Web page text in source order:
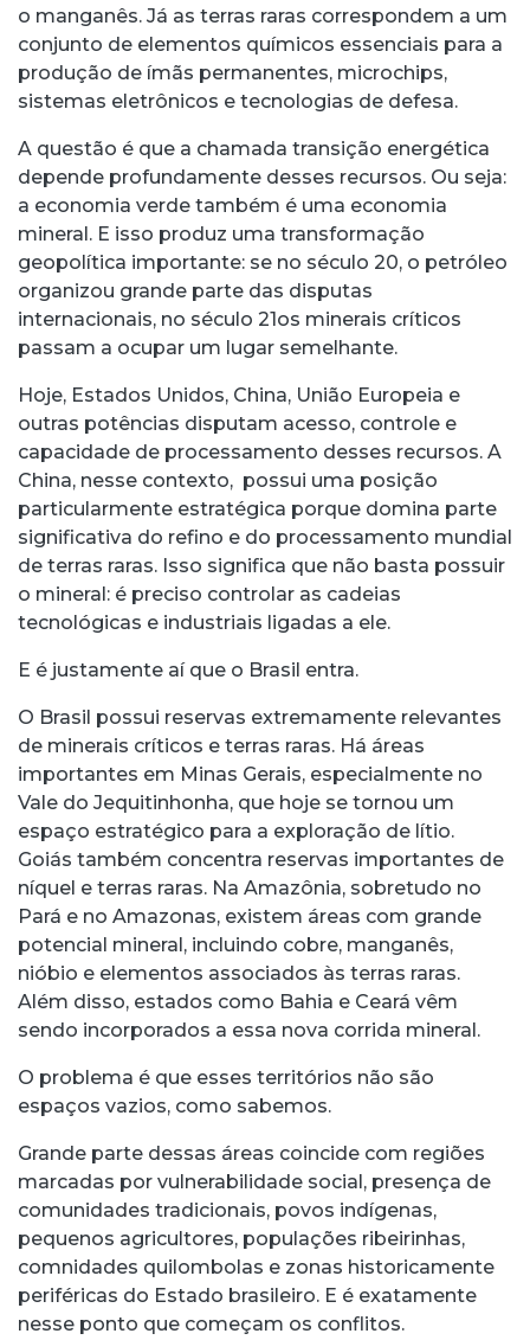
o manganês. Já as terras raras correspondem a um
conjunto de elementos químicos essenciais para a
produção de ímãs permanentes, microchips,
sistemas eletrônicos e tecnologias de defesa.
A questão é que a chamada transição energética
depende profundamente desses recursos. Ou seja:
a economia verde também é uma economia
mineral. E isso produz uma transformação
geopolítica importante: se no século 20, o petróleo
organizou grande parte das disputas
internacionais, no século 21os minerais críticos
passam a ocupar um lugar semelhante.
Hoje, Estados Unidos, China, União Europeia e
outras potências disputam acesso, controle e
capacidade de processamento desses recursos. A
China, nesse contexto, possui uma posição
particularmente estratégica porque domina parte
significativa do refino e do processamento mundial
de terras raras. Isso significa que não basta possuir
o mineral: é preciso controlar as cadeias
tecnológicas e industriais ligadas a ele.
E é justamente aí que o Brasil entra.
O Brasil possui reservas extremamente relevantes
de minerais críticos e terras raras. Há áreas
importantes em Minas Gerais, especialmente no
Vale do Jequitinhonha, que hoje se tornou um
espaço estratégico para a exploração de lítio.
Goiás também concentra reservas importantes de
níquel e terras raras. Na Amazônia, sobretudo no
Pará e no Amazonas, existem áreas com grande
potencial mineral, incluindo cobre, manganês,
nióbio e elementos associados às terras raras.
Além disso, estados como Bahia e Ceará vêm
sendo incorporados a essa nova corrida mineral.
O problema é que esses territórios não são
espaços vazios, como sabemos.
Grande parte dessas áreas coincide com regiões
marcadas por vulnerabilidade social, presença de
comunidades tradicionais, povos indígenas,
pequenos agricultores, populações ribeirinhas,
comnidades quilombolas e zonas historicamente
periféricas do Estado brasileiro. E é exatamente
nesse ponto que começam os conflitos.